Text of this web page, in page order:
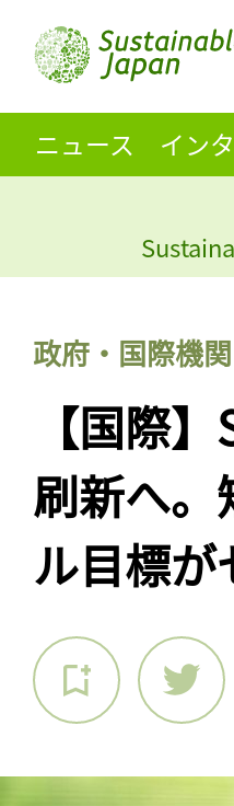
ニュース イン
政府・国際機
【国際
刷新へ
ル目標が